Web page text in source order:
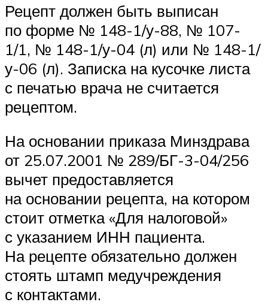
Рецепт должен быть выписан
по форме № 148-1/у-88, № 107-
1/1, № 148-1/у-04 (л) или № 148-1/
у-06 (л). Записка на кусочке листа
с печатью врача не считается
рецептом.
На основании приказа Минздрава
от 25.07.2001 № 289/БГ-3-04/256
вычет предоставляется
на основании рецепта, на котором
стоит отметка «Для налоговой»
с указанием ИНН пациента.
На рецепте обязательно должен
стоять штамп медучреждения
с контактами.